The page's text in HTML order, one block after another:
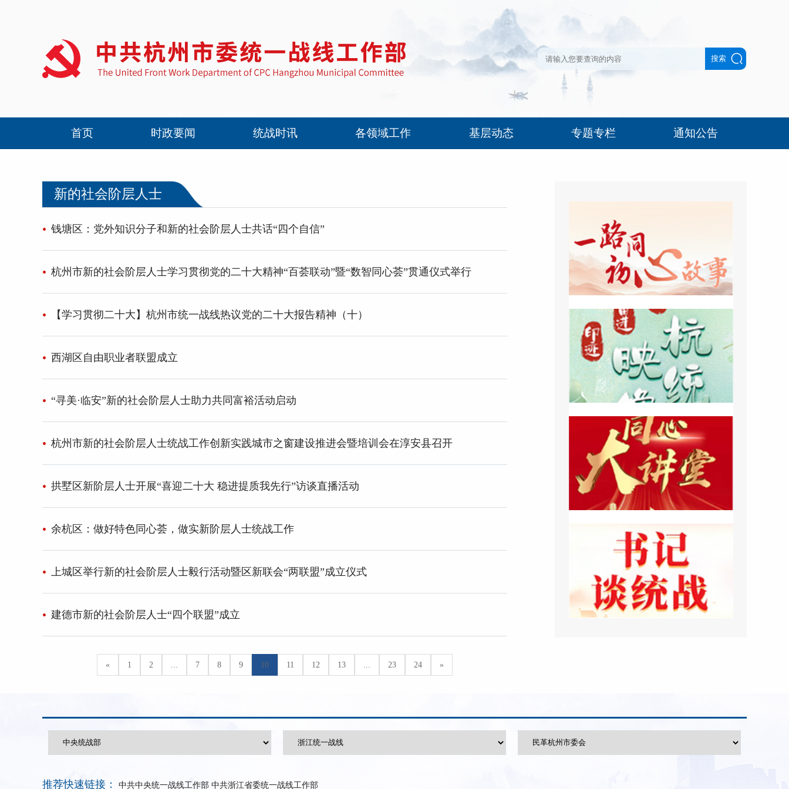
首页 时政要闻 统战时讯 各领域工作 基层动态 专题专栏 通知公告
新的社会阶层人士
钱塘区：党外知识分子和新的社会阶层人士共话“四个自信”
杭州市新的社会阶层人士学习贯彻党的二十大精神“百荟联动”暨“数智同心荟”贯通仪式举行
【学习贯彻二十大】杭州市统一战线热议党的二十大报告精神（十）
西湖区自由职业者联盟成立
“寻美·临安”新的社会阶层人士助力共同富裕活动启动
杭州市新的社会阶层人士统战工作创新实践城市之窗建设推进会暨培训会在淳安县召开
拱墅区新阶层人士开展“喜迎二十大 稳进提质我先行”访谈直播活动
余杭区：做好特色同心荟，做实新阶层人士统战工作
上城区举行新的社会阶层人士毅行活动暨区新联会“两联盟”成立仪式
建德市新的社会阶层人士“四个联盟”成立
« 1 2 ... 7 8 9 10 11 12 13 ... 23 24 »
推荐快速链接： 中共中央统一战线工作部 中共浙江省委统一战线工作部